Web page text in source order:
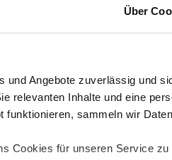
Über
und Angebote zuverlässig und
relevanten Inhalte und eine
funktionieren, sammeln wir
Cookies für unseren Service